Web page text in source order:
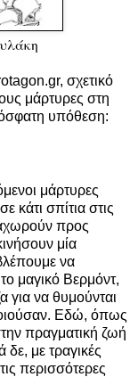
σχετικό
μάρτυρες στη
υπόθεση:
μάρτυρες
κάτι σπίτια στις
προς
μία
να
μαγικό Βερμόντ,
για να θυμούνται
Εδώ, όπως
πραγματική ζωή
δε, με τραγικές
περισσότερες